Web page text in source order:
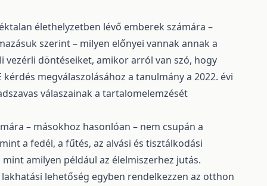
élethelyzetben lévő emberek számára –
szerint – milyen előnyei vannak annak a
vezérli döntéseiket, amikor arról van szó, hogy
megválaszolásához a tanulmány a 2022. évi
válaszainak a tartalomelemzését
– másokhoz hasonlóan – nem csupán a
a fedél, a fűtés, az alvási és tisztálkodási
amilyen például az élelmiszerhez jutás.
lehetőség egyben rendelkezzen az otthon